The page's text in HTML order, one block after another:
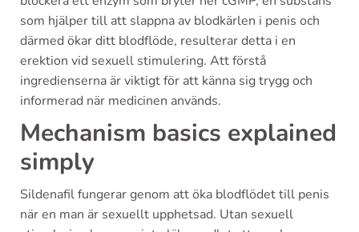
som hjälper till att slappna av blodkärlen i penis och
därmed ökar ditt blodflöde, resulterar detta i en
erektion vid sexuell stimulering. Att förstå
ingredienserna är viktigt för att känna sig trygg och
informerad när medicinen används.
Mechanism basics explained
simply
Sildenafil fungerar genom att öka blodflödet till penis
när en man är sexuellt upphetsad. Utan sexuell